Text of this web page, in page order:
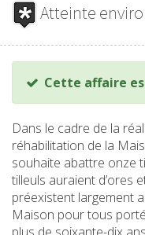
Atteinte
Cette affaire
Dans le cadre de la
réhabilitation de la
souhaite abattre onze
tilleuls auraient d’ores
préexistent largement
Maison pour tous